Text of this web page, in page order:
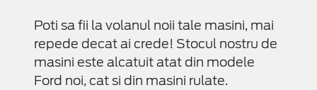
Poti sa fii la volanul noii tale masini, mai
repede decat ai crede! Stocul nostru de
masini este alcatuit atat din modele
Ford noi, cat si din masini rulate.